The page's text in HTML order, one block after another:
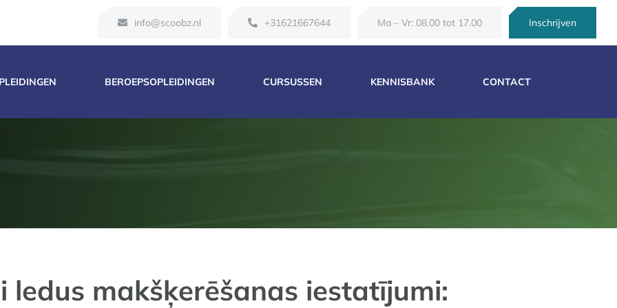
info@scoobz.nl +31621667644 Ma – Vr: 08.00 tot 17.00 Inschrijven
BEROEPSOPLEIDINGEN CURSUSSEN KENNISBANK CONTACT
ledus makšķerēšanas iestatījumi: